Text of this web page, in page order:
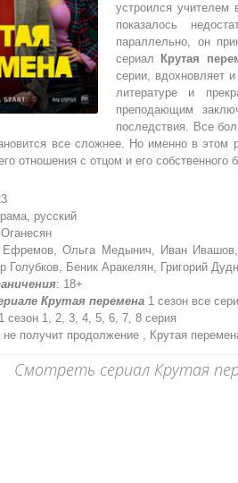
устроился
показалось
параллельно, он
сериал
Крутая
серии, вдохновляет
литературе и
преподающим
последствия. Все
все сложнее. Но именно в этом
отношения с отцом и его собственного
русский
Ефремов, Ольга Медынич, Иван
Голубков, Беник Аракелян, Григорий
: 18+
Крутая перемена 1 сезон все
сезон 1, 2, 3, 4, 5, 6, 7, 8 серия
не получит продолжение , Крутая
Смотреть сериал Крутая